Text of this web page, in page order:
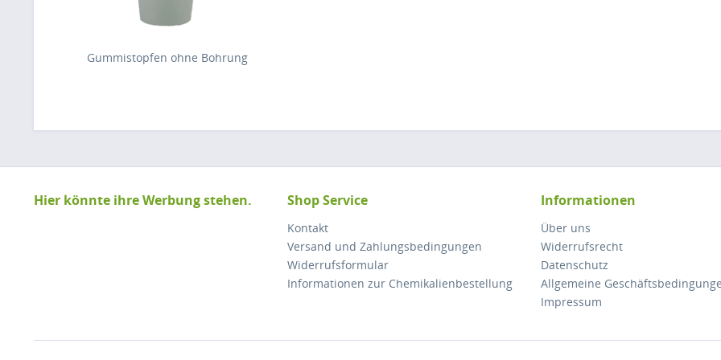
Gummistopfen ohne Bohrung
Hier könnte ihre Werbung stehen. Shop Service
Kontakt
Versand und Zahlungsbedingungen
Widerrufsformular
Informationen zur Chemikalienbestellung
Informationen
Über uns
Widerrufsrecht
Datenschutz
Allgemeine
Impressum